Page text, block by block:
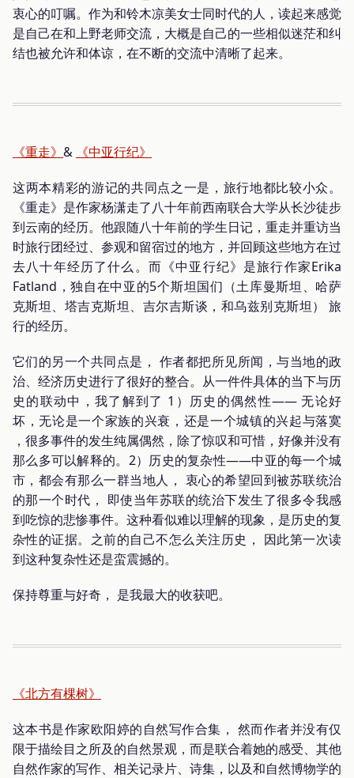
衷心的叮嘱。作为和铃木凉美女士同时代的人，读起来感觉
是自己在和上野老师交流，大概是自己的一些相似迷茫和纠
结也被允许和体谅，在不断的交流中清晰了起来。
《重走》 & 《中亚行纪》
这两本精彩的游记的共同点之一是，旅行地都比较小众。
《重走》是作家杨潇走了八十年前西南联合大学从长沙徒步
到云南的经历。他跟随八十年前的学生日记，重走并重访当
时旅行团经过、参观和留宿过的地方，并回顾这些地方在过
去八十年经历了什么。而《中亚行纪》是旅行作家Erika
Fatland，独自在中亚的5个斯坦国们（土库曼斯坦、哈萨
克斯坦、塔吉克斯坦、吉尔吉斯谈，和乌兹别克斯坦） 旅
行的经历。
它们的另一个共同点是， 作者都把所见所闻，与当地的政
治、经济历史进行了很好的整合。从一件件具体的当下与历
史的联动中，我了解到了 1）历史的偶然性—— 无论好
坏，无论是一个家族的兴衰，还是一个城镇的兴起与落寞
，很多事件的发生纯属偶然，除了惊叹和可惜，好像并没有
那么多可以解释的。2）历史的复杂性——中亚的每一个城
市，都会有那么一群当地人， 衷心的希望回到被苏联统治
的那一个时代， 即使当年苏联的统治下发生了很多令我感
到吃惊的悲惨事件。这种看似难以理解的现象，是历史的复
杂性的证据。之前的自己不怎么关注历史， 因此第一次读
到这种复杂性还是蛮震撼的。
保持尊重与好奇， 是我最大的收获吧。
《北方有棵树》
这本书是作家欧阳婷的自然写作合集， 然而作者并没有仅
限于描绘目之所及的自然景观，而是联合着她的感受、其他
自然作家的写作、相关记录片、诗集，以及和自然博物学的